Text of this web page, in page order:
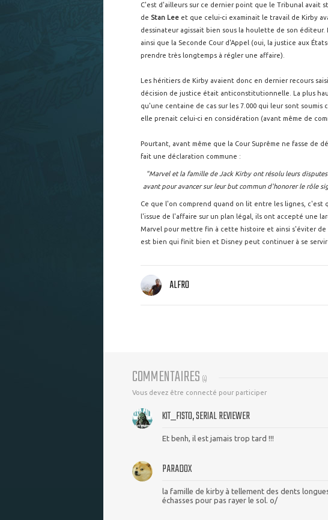
C'est d'ailleurs sur ce dernier point que le Tribunal avait
de Stan Lee et que celui-ci examinait le travail de Kirby
dessinateur agissait bien sous la houlette de son éditeur.
ainsi que la Seconde Cour d'Appel (oui, la justice aux
prendre très longtemps à régler une affaire).
Les héritiers de Kirby avaient donc en dernier recours
décision de justice était anticonstitutionnelle. La plus
qu'une centaine de cas sur les 7.000 qui leur sont
elle prenait celui-ci en considération (avant même de
Pourtant, avant même que la Cour Suprême ne fasse de
fait une déclaration commune :
"Marvel et la famille de Jack Kirby ont résolu leurs
avant pour avancer sur leur but commun d'honorer le rôle
Ce que l'on comprend quand on lit entre les lignes, c'est
l'issue de l'affaire sur un plan légal, ils ont accepté une
Marvel pour mettre fin à cette histoire et ainsi s'éviter de
est bien qui finit bien et Disney peut continuer à se servir
ALFRO
COMMENTAIRES (4)
Vous devez être connecté pour participer
KIT_FISTO, SERIAL REVIEWER
Et benh, il est jamais trop tard !!!
PARADOX
la famille de kirby à tellement des dents
échasses pour pas rayer le sol. o/